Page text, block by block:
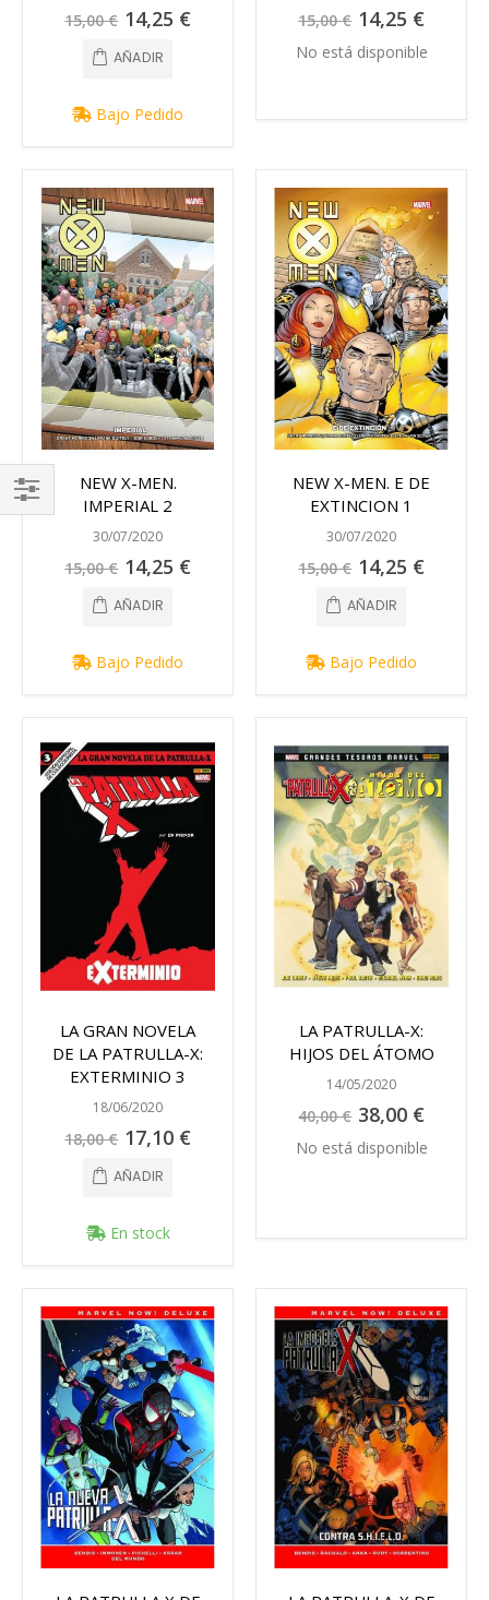
15,00 € Precio
especial
14,25 €
AÑADIR
Bajo Pedido
15,00 € Precio
especial
14,25 €
No está disponible
NEW X-MEN.
IMPERIAL 2
30/07/2020
15,00 € Precio
especial
14,25 €
AÑADIR
Bajo Pedido
NEW X-MEN. E DE
EXTINCION 1
30/07/2020
15,00 € Precio
especial
14,25 €
AÑADIR
Bajo Pedido
LA GRAN NOVELA
DE LA PATRULLA-X:
EXTERMINIO 3
18/06/2020
18,00 € Precio
especial
17,10 €
AÑADIR
En stock
LA PATRULLA-X:
HIJOS DEL ÁTOMO
14/05/2020
40,00 € Precio
especial
38,00 €
No está disponible
FILTRAR